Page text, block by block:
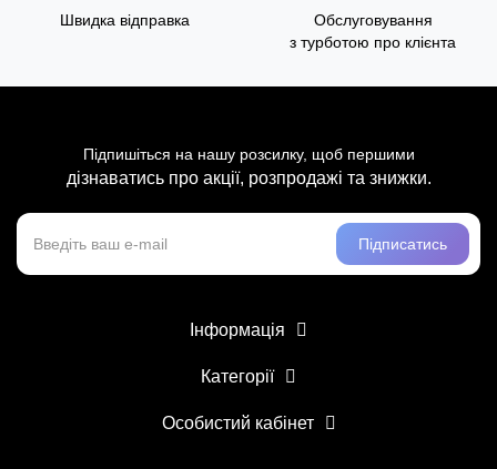
Швидка відправка
Обслуговування
з турботою про клієнта
Підпишіться на нашу розсилку, щоб першими
дізнаватись про акції, розпродажі та знижки.
Підписатись
Інформація
Категорії
Особистий кабінет